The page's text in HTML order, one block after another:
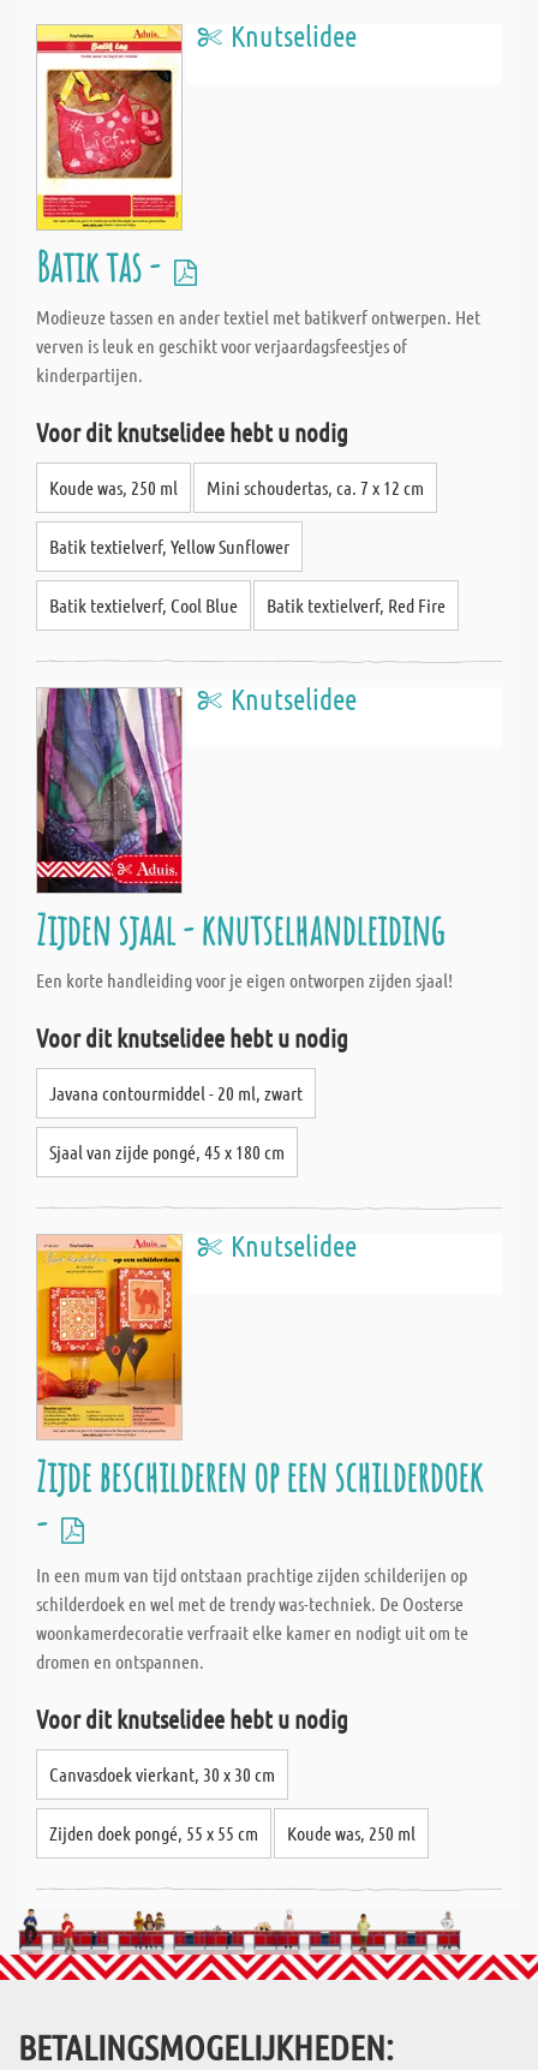
Knutselidee
Batik tas -
Modieuze tassen en ander textiel met batikverf ontwerpen. Het
verven is leuk en geschikt voor verjaardagsfeestjes of
kinderpartijen.
Voor dit knutselidee hebt u nodig
Koude was, 250 ml Mini schoudertas, ca. 7 x 12 cm
Batik textielverf, Yellow Sunflower
Batik textielverf, Cool Blue Batik textielverf, Red Fire
Knutselidee
Zijden sjaal - knutselhandleiding
Een korte handleiding voor je eigen ontworpen zijden sjaal!
Voor dit knutselidee hebt u nodig
Javana contourmiddel - 20 ml, zwart
Sjaal van zijde pongé, 45 x 180 cm
Knutselidee
Zijde beschilderen op een schilderdoek
-
In een mum van tijd ontstaan prachtige zijden schilderijen op
schilderdoek en wel met de trendy was-techniek. De Oosterse
woonkamerdecoratie verfraait elke kamer en nodigt uit om te
dromen en ontspannen.
Voor dit knutselidee hebt u nodig
Canvasdoek vierkant, 30 x 30 cm
Zijden doek pongé, 55 x 55 cm Koude was, 250 ml
BETALINGSMOGELIJKHEDEN: